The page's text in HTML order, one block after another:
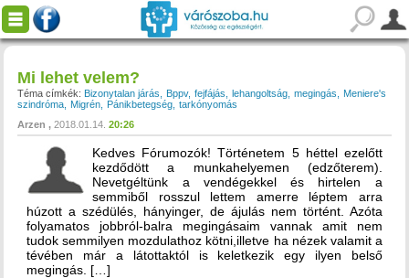
Mi lehet velem?
Téma címkék: Bizonytalan járás Bppv fejfájás lehangoltság megingás
Meniere's
szindróma
Migrén Pánikbetegség
tarkónyomás
Arzen
2018.01.14. 20:26
Kedves Fórumozók! Történetem 5 héttel ezelőtt
kezdődött a munkahelyemen (edzőterem).
Nevetgéltünk a vendégekkel és hirtelen a
semmiből rosszul lettem amerre léptem arra
húzott a szédülés, hányinger, de ájulás nem történt. Azóta
folyamatos jobbról-balra megingásaim vannak amit nem
tudok semmilyen mozdulathoz kötni,illetve ha nézek valamit a
tévében már a látottaktól is keletkezik egy ilyen belső
megingás. […]